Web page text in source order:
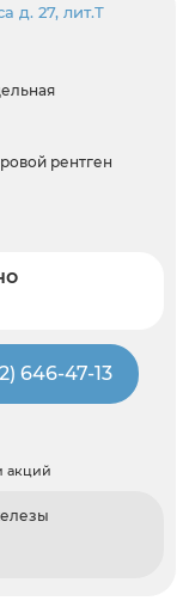
д. 27, лит.Т
рентген
646-47-13
акций